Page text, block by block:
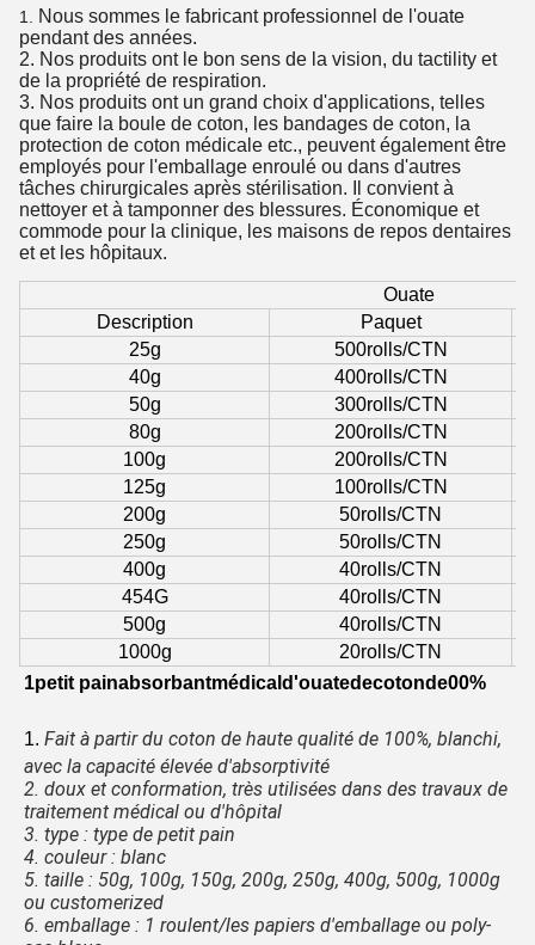
1.
Nous sommes le fabricant professionnel de l'ouate
pendant des années.
2. Nos produits ont le bon sens de la vision, du tactility et
de la propriété de respiration.
3. Nos produits ont un grand choix d'applications, telles
que faire la boule de coton, les bandages de coton, la
protection de coton médicale etc., peuvent également être
employés pour l'emballage enroulé ou dans d'autres
tâches chirurgicales après stérilisation. Il convient à
nettoyer et à tamponner des blessures. Économique et
commode pour la clinique, les maisons de repos dentaires
et et les hôpitaux.
Ouate
Description
Paquet
25g
500rolls/CTN
40g
400rolls/CTN
50g
300rolls/CTN
80g
200rolls/CTN
100g
200rolls/CTN
125g
100rolls/CTN
200g
50rolls/CTN
250g
50rolls/CTN
400g
40rolls/CTN
454G
40rolls/CTN
500g
40rolls/CTN
1000g
20rolls/CTN
1petit painabsorbantmédicald'ouatedecotonde00%
1. Fait à partir du coton de haute qualité de 100%, blanchi,
avec la capacité élevée d'absorptivité
2. doux et conformation, très utilisées dans des travaux de
traitement médical ou d'hôpital
3. type : type de petit pain
4. couleur : blanc
5. taille : 50g, 100g, 150g, 200g, 250g, 400g, 500g, 1000g
ou customerized
6. emballage : 1 roulent/les papiers d'emballage ou poly-